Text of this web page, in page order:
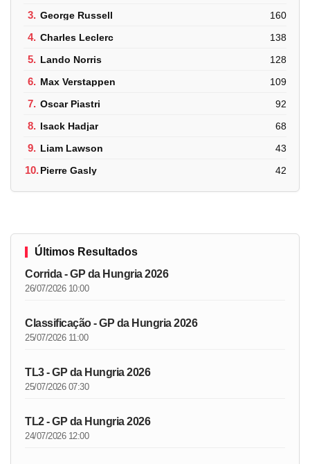
3. George Russell 160
4. Charles Leclerc 138
5. Lando Norris 128
6. Max Verstappen 109
7. Oscar Piastri 92
8. Isack Hadjar 68
9. Liam Lawson 43
10.Pierre Gasly 42
Últimos Resultados
Corrida - GP da Hungria 2026
26/07/2026 10:00
Classificação - GP da Hungria 2026
25/07/2026 11:00
TL3 - GP da Hungria 2026
25/07/2026 07:30
TL2 - GP da Hungria 2026
24/07/2026 12:00